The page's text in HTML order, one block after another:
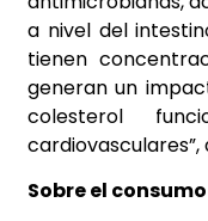
a nivel del
tienen
generan un
colesterol
cardiovasculares”,
Sobre el